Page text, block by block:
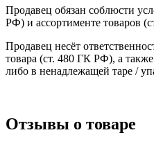
Продавец обязан соблюсти
РФ) и ассортименте товаров
Продавец несёт
товара (ст. 480 ГК РФ), а
либо в ненадлежащей таре /
Отзывы о товаре